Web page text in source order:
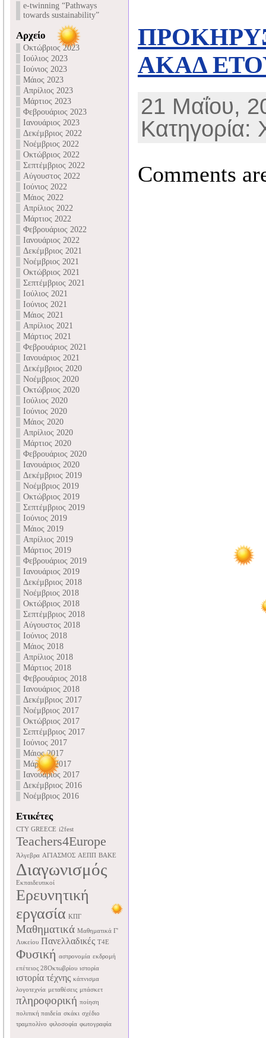
e-twinning “Pathways
towards sustainability”
Αρχείο
Οκτώβριος 2023
Ιούλιος 2023
Ιούνιος 2023
Μάιος 2023
Απρίλιος 2023
Μάρτιος 2023
Φεβρουάριος 2023
Ιανουάριος 2023
Δεκέμβριος 2022
Νοέμβριος 2022
Οκτώβριος 2022
Σεπτέμβριος 2022
Αύγουστος 2022
Ιούνιος 2022
Μάιος 2022
Απρίλιος 2022
Μάρτιος 2022
Φεβρουάριος 2022
Ιανουάριος 2022
Δεκέμβριος 2021
Νοέμβριος 2021
Οκτώβριος 2021
Σεπτέμβριος 2021
Ιούλιος 2021
Ιούνιος 2021
Μάιος 2021
Απρίλιος 2021
Μάρτιος 2021
Φεβρουάριος 2021
Ιανουάριος 2021
Δεκέμβριος 2020
Νοέμβριος 2020
Οκτώβριος 2020
Ιούλιος 2020
Ιούνιος 2020
Μάιος 2020
Απρίλιος 2020
Μάρτιος 2020
Φεβρουάριος 2020
Ιανουάριος 2020
Δεκέμβριος 2019
Νοέμβριος 2019
Οκτώβριος 2019
Σεπτέμβριος 2019
Ιούνιος 2019
Μάιος 2019
Απρίλιος 2019
Μάρτιος 2019
Φεβρουάριος 2019
Ιανουάριος 2019
Δεκέμβριος 2018
Νοέμβριος 2018
Οκτώβριος 2018
Σεπτέμβριος 2018
Αύγουστος 2018
Ιούνιος 2018
Μάιος 2018
Απρίλιος 2018
Μάρτιος 2018
Φεβρουάριος 2018
Ιανουάριος 2018
Δεκέμβριος 2017
Νοέμβριος 2017
Οκτώβριος 2017
Σεπτέμβριος 2017
Ιούνιος 2017
Μάιος 2017
Μάρτιος 2017
Ιανουάριος 2017
Δεκέμβριος 2016
Νοέμβριος 2016
Ετικέτες
CTY GREECE i2fest
Teachers4Europe
Άλγεβρα ΑΓΙΑΣΜΟΣ ΑΕΠΠ ΒΑΚΕ
Διαγωνισμός
Εκπαιδευτικοί
Ερευνητική
εργασία ΚΠΓ
Μαθηματικά Μαθηματικά Γ'
Λυκείου Πανελλαδικές Τ4Ε
Φυσική αστρονομία εκδρομή
επέτειος 28Οκτωβρίου ιστορία
ιστορία τέχνης κάπνισμα
λογοτεχνία μεταθέσεις μπάσκετ
πληροφορική ποίηση
πολιτική παιδεία σκάκι σχέδιο
τραμπολίνο φιλοσοφία φωτογραφία
ΑΚΑΔ
21 Μαΐου,
Κατηγορία:
Comments